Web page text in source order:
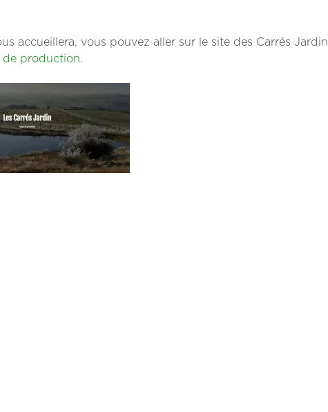
accueillera, vous pouvez aller sur le site des Carrés Jardin
de production.